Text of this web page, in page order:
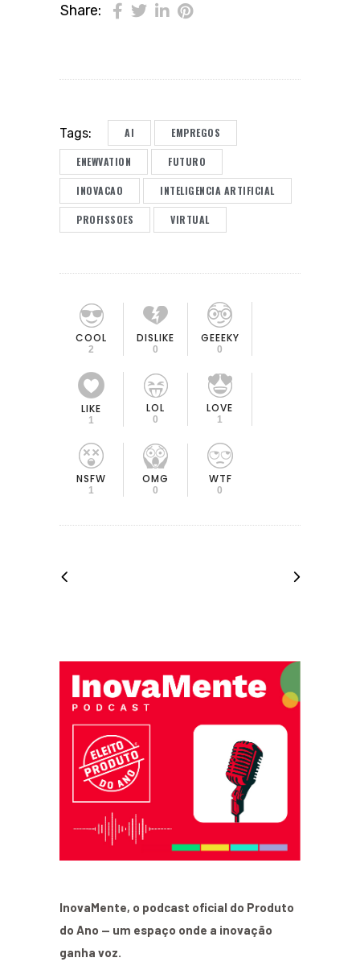
Share:
Tags: AI EMPREGOS
ENEWVATION FUTURO
INOVACAO INTELIGENCIA ARTIFICIAL
PROFISSOES VIRTUAL
COOL
2
DISLIKE
0
GEEEKY
0
LIKE
1
LOL
0
LOVE
1
NSFW
1
OMG
0
WTF
0
InovaMente, o podcast oficial do Produto
do Ano — um espaço onde a inovação
ganha voz.